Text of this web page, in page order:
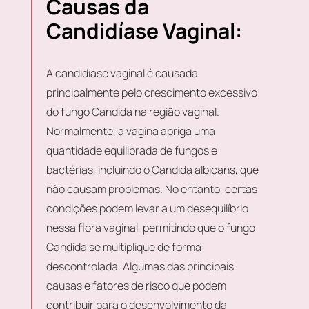
Causas da
Candidíase Vaginal:
A candidíase vaginal é causada
principalmente pelo crescimento excessivo
do fungo Candida na região vaginal.
Normalmente, a vagina abriga uma
quantidade equilibrada de fungos e
bactérias, incluindo o Candida albicans, que
não causam problemas. No entanto, certas
condições podem levar a um desequilíbrio
nessa flora vaginal, permitindo que o fungo
Candida se multiplique de forma
descontrolada. Algumas das principais
causas e fatores de risco que podem
contribuir para o desenvolvimento da